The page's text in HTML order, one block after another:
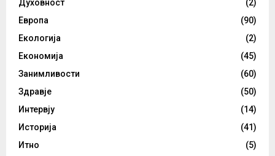
Духовност
(2)
Европа
(90)
Екологија
(2)
Економија
(45)
Занимливости
(60)
Здравје
(50)
Интервју
(14)
Историја
(41)
Итно
(5)